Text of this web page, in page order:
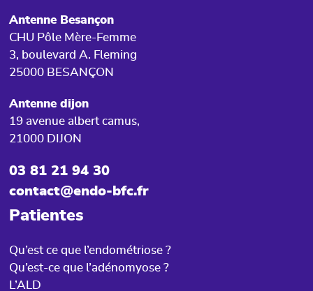
Antenne Besançon
CHU Pôle Mère-Femme
3, boulevard A. Fleming
25000 BESANÇON
Antenne dijon
19 avenue albert camus,
21000 DIJON
03 81 21 94 30
contact@endo-bfc.fr
Patientes
Qu’est ce que l’endométriose ?
Qu’est-ce que l’adénomyose ?
L’ALD